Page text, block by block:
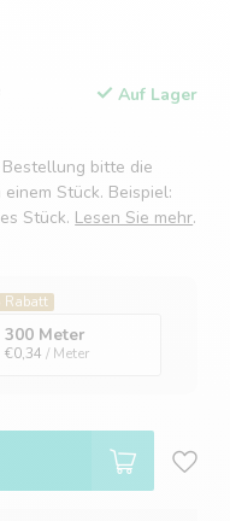
Auf Lager
bitte die
Stück. Beispiel:
Stück. Lesen Sie mehr.
Rabatt
300 Meter
€0,34 / Meter